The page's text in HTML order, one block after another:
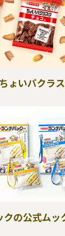
ちょいパクラ
クの公式ムッ